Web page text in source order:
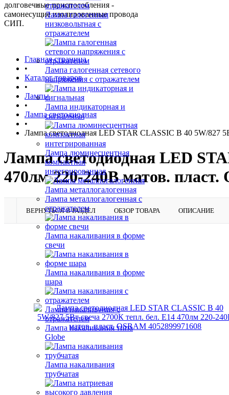
Лампа галогенная
низковольтная с
отражателем
Лампа галогенная сетевого
напряжения с отражателем
Лампа индикаторная и
сигнальная
Лампа люминесцентная
компактная
интегрированная
Лампа металлогалогенная
Лампа металлогалогенная с
отражателем
Лампа накаливания в форме
свечи
Лампа накаливания в форме
шара
Лампа накаливания с
отражателем
Лампа накаливания типа
Globe
Лампа накаливания
трубчатая
долговечные приспособления -
самонесущие изолированные провода
СИП.
Главная страница
•
Каталог товаров
•
Лампы
•
Лампа светодиодная
•
Лампа светодиодная LED STAR CLASSIC B 40 5W/827
Лампа светодиодная LED
470лм 220-240В матов. пласт.
ВЕРНУТЬСЯ В РАЗДЕЛ ОБЗОР ТОВАРА ОПИСАНИЕ